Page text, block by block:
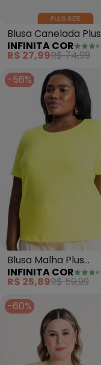
Blusa Canelada Plus
(Amarelo)
INFINITA COR
R$ 27,99R$ 74,99
-56%
Blusa Malha Plus
(Amarelo)
INFINITA COR
R$ 25,89R$ 59,99
-60%